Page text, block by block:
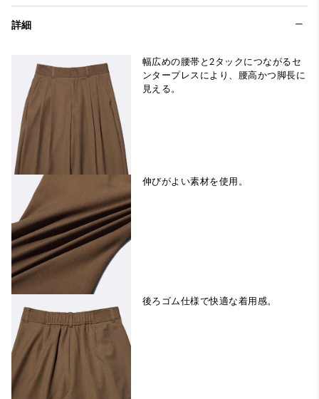
詳細
幅広めの腰帯と2タックにつながるセ
ンタープレスにより、腰高かつ脚長に
見える。
伸びがよい素材を使用。
後ろゴム仕様で快適な着用感。